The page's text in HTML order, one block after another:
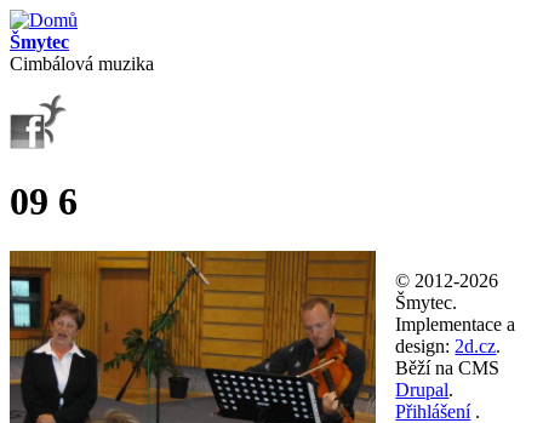
Přejít k hlavnímu obsahu
Šmytec
Cimbálová muzika
09 6
© 2012-2026
Šmytec.
Implementace a
design: 2d.cz.
Běží na CMS
Drupal.
Přihlášení.